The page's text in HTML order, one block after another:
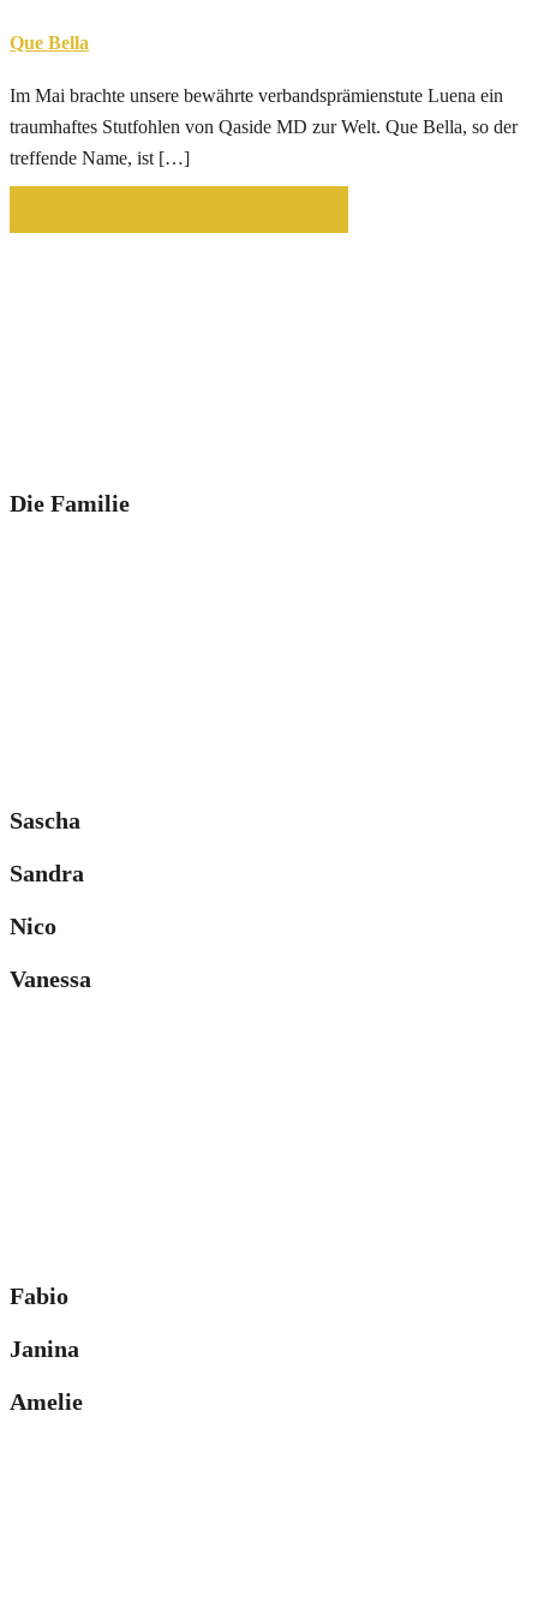
Que Bella
Im Mai brachte unsere bewährte verbandsprämienstute Luena ein
traumhaftes Stutfohlen von Qaside MD zur Welt. Que Bella, so der
treffende Name, ist […]
Die Familie
Sascha
Sandra
Nico
Vanessa
Fabio
Janina
Amelie